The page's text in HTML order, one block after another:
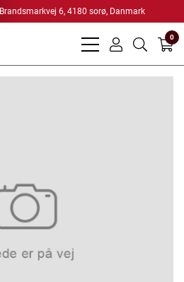
Brandsmarkvej 6, 4180 sorø, Danmark
bars
user
search
0